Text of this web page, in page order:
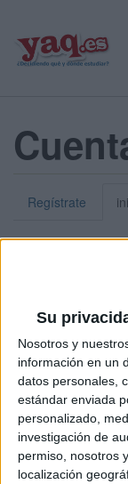
Su
Nosotros y
información en un
datos personales,
estándar enviada
personalizado,
investigación de
permiso, nosotros
localización
Regístrate
Puedes iniciar
dirección de
Contraseña:*
Introduce la